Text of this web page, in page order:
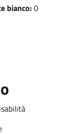
bianco:0